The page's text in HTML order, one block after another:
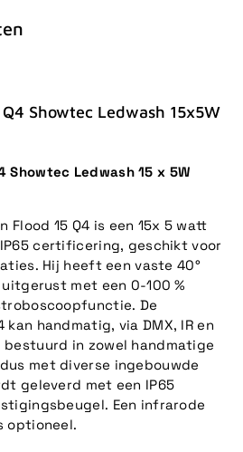
Showtec Ledwash 15x5W
Showtec Ledwash 15 x 5W
Flood 15 Q4 is een 15x 5 watt
IP65 certificering, geschikt voor
Hij heeft een vaste 40°
met een 0-100 %
De
kan handmatig, via DMX, IR en
in zowel handmatige
met diverse ingebouwde
geleverd met een IP65
Een infrarode
optioneel.